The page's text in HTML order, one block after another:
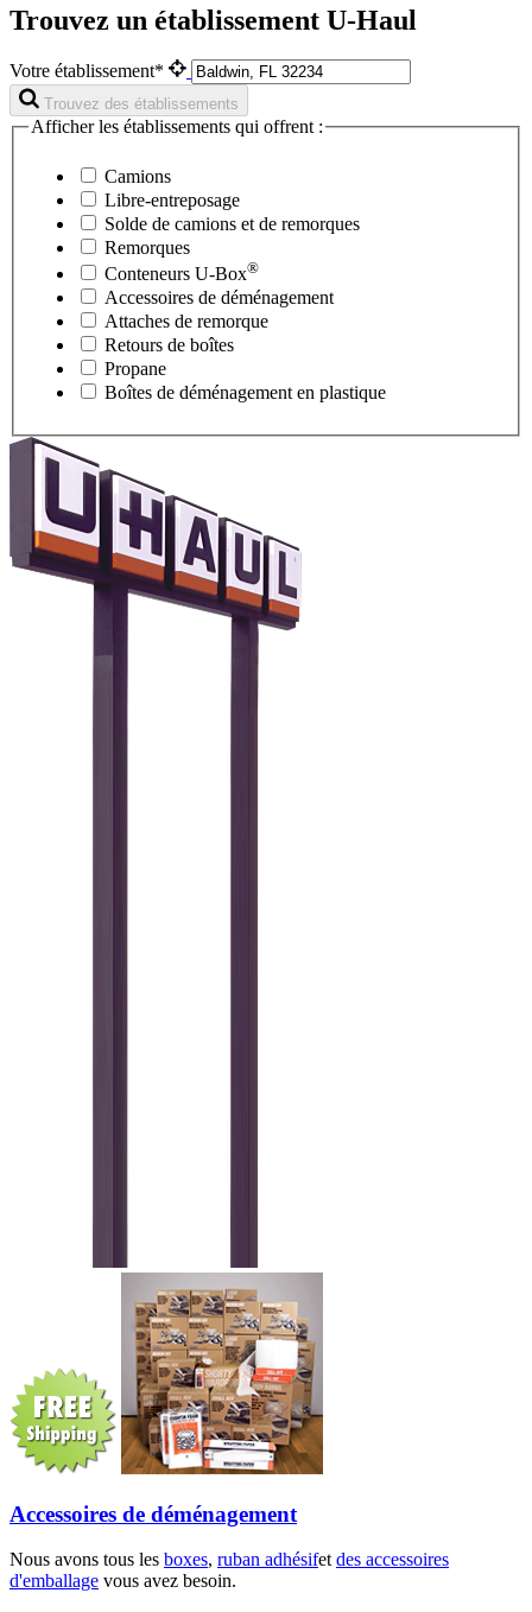
Trouvez un établissement U-Haul
Votre établissement*
Trouvez des établissements
Afficher les établissements qui offrent :
Camions
Libre-entreposage
Solde de camions et de remorques
Remorques
Conteneurs U-Box®
Accessoires de déménagement
Attaches de remorque
Retours de boîtes
Propane
Boîtes de déménagement en plastique
Accessoires de déménagement
Nous avons tous les boxes, ruban adhésifetdes accessoires
d'emballage vous avez besoin.